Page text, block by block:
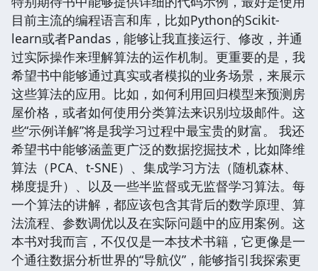
目前主流的编程语言和库，比如Python的Scikit-
learn或者Pandas，能够让我直接运行、修改，并通
过实际操作来理解算法的运作机制。更重要的是，我
希望书中能够通过真实或者模拟的业务场景，来展示
这些算法的应用。比如，如何利用回归模型来预测房
屋价格，或者如何使用分类算法来识别垃圾邮件。这
些“示例详解”将是我学习过程中最宝贵的财富。 我还
希望书中能够涵盖更广泛的数据挖掘技术，比如降维
算法（PCA、t-SNE）、集成学习方法（随机森林、
梯度提升）、以及一些半监督或无监督学习算法。每
一个算法的讲解，都应该包含其背后的数学原理、算
法流程、参数调优以及在实际问题中的应用案例。这
本书对我而言，不仅仅是一本技术书籍，它更像是一
个通往数据分析世界的“导航仪”，能够指引我探索更